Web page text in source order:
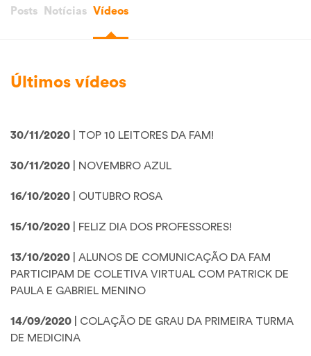
Posts Notícias Vídeos
Últimos vídeos
30/11/2020 | TOP 10 LEITORES DA FAM!
30/11/2020 | NOVEMBRO AZUL
16/10/2020 | OUTUBRO ROSA
15/10/2020 | FELIZ DIA DOS PROFESSORES!
13/10/2020 | ALUNOS DE COMUNICAÇÃO DA FAM
PARTICIPAM DE COLETIVA VIRTUAL COM PATRICK DE
PAULA E GABRIEL MENINO
14/09/2020 | COLAÇÃO DE GRAU DA PRIMEIRA TURMA
DE MEDICINA